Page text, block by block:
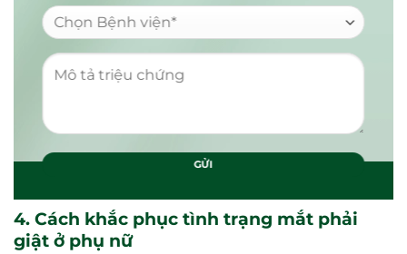
4. Cách khắc phục tình trạng mắt phải
giật ở phụ nữ